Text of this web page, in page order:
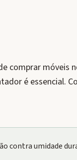
comprar móveis
é essencial.
contra umidade